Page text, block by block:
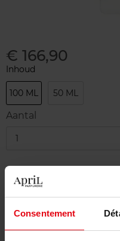
Consentement
€ 166,90
Inhoud
100 ML 50 ML
Aantal
1
Dit artikel is momenteel
Me verwittigen